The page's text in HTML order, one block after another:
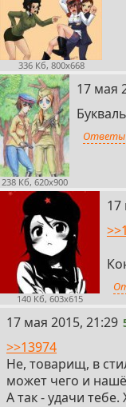
336 Кб, 800x668
238 Кб, 620x900
3
17 мая
Ответы
140 Кб, 603x615
4
17
5
17 мая 2015, 21:29
>>13974
Не, товарищ, в
может чего и
А так - удачи